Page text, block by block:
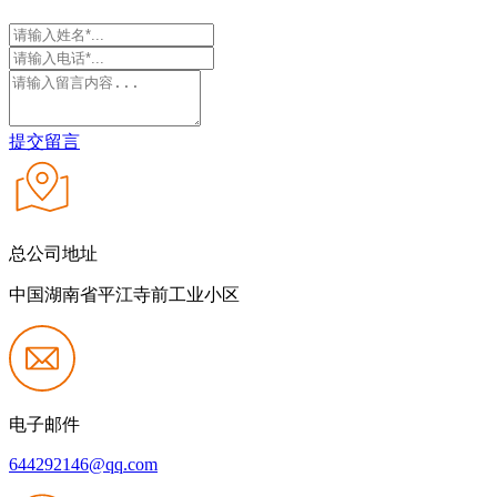
提交留言
总公司地址
中国湖南省平江寺前工业小区
电子邮件
644292146@qq.com